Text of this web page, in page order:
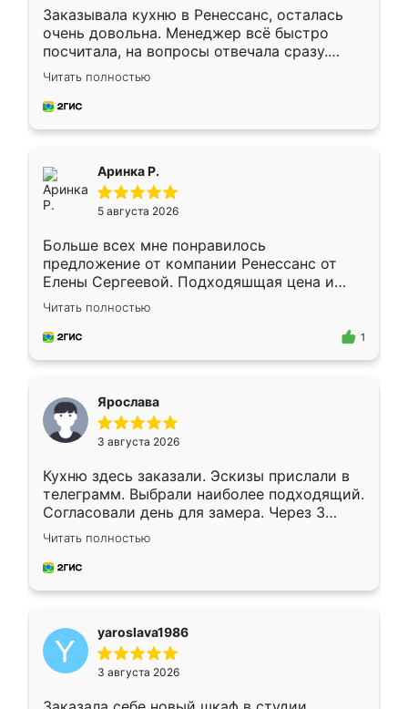
Заказывала кухню в Ренессанс, осталась
очень довольна. Менеджер всё быстро
посчитала, на вопросы отвечала сразу.
Замерщик приехал в субботу, подошёл к
делу со всей ответственностью. Собрали
за день, ребята работали аккуратно, даже
Читать полностью
Аринка Р.
5 августа 2026
Больше всех мне понравилось
предложение от компании Ренессанс от
Елены Сергеевой. Подходяшщая цена и
короткие сроки изготовления. Приехавший
для замера сотрудник Владислав
предложил по моему эскизу самый
Читать полностью
1
Ярослава
3 августа 2026
Кухню здесь заказали. Эскизы прислали в
телеграмм. Выбрали наиболее подходящий.
Согласовали день для замера. Через 3
недели кухня была уже готова. Остались
довольны работой. Спасибо Ренессанс
мебель за качественную работу!
Читать полностью
yaroslava1986
3 августа 2026